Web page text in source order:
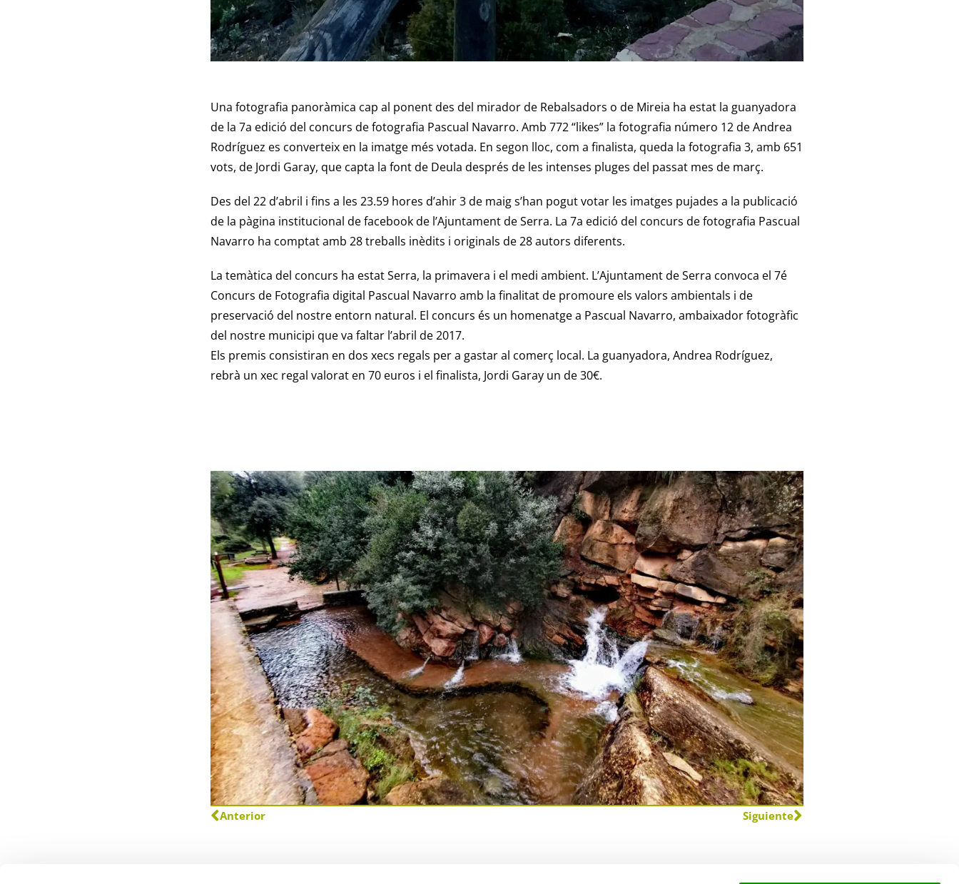
Una fotografia panoràmica cap al ponent des del mirador de Rebalsadors o de Mireia ha estat la guanyadora
de la 7a edició del concurs de fotografia Pascual Navarro. Amb 772 “likes” la fotografia número 12 de Andrea
Rodríguez es converteix en la imatge més votada. En segon lloc, com a finalista, queda la fotografia 3, amb 651
vots, de Jordi Garay, que capta la font de Deula després de les intenses pluges del passat mes de març.
Des del 22 d’abril i fins a les 23.59 hores d’ahir 3 de maig s’han pogut votar les imatges pujades a la publicació
de la pàgina institucional de facebook de l’Ajuntament de Serra. La 7a edició del concurs de fotografia Pascual
Navarro ha comptat amb 28 treballs inèdits i originals de 28 autors diferents.
La temàtica del concurs ha estat Serra, la primavera i el medi ambient. L’Ajuntament de Serra convoca el 7é
Concurs de Fotografia digital Pascual Navarro amb la finalitat de promoure els valors ambientals i de
preservació del nostre entorn natural. El concurs és un homenatge a Pascual Navarro, ambaixador fotogràfic
del nostre municipi que va faltar l’abril de 2017.
Els premis consistiran en dos xecs regals per a gastar al comerç local. La guanyadora, Andrea Rodríguez,
rebrà un xec regal valorat en 70 euros i el finalista, Jordi Garay un de 30€.
Anterior Siguiente